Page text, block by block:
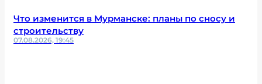
Что изменится в Мурманске: планы по сносу и
строительству
07.08.2026, 19:45